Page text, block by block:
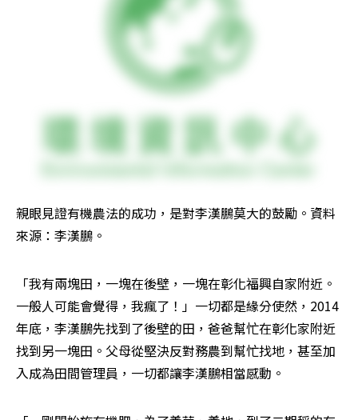
親眼見證有機農法的成功，是對李漢鵬莫大的鼓勵。資料
來源：李漢鵬。
「我有兩塊田，一塊在後壁，一塊在彰化福興自家附近。
一般人可能會覺得，我瘋了！」一切都是緣分使然，2014
年底，李漢鵬先找到了後壁的田，爸爸幫忙在彰化家附近
找到另一塊田。父母從堅決反對務農到幫忙找地，甚至加
入成為田間管理員，一切都讓李漢鵬相當感動。